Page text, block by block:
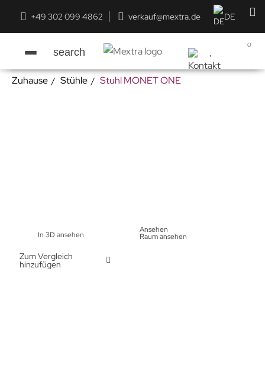
+49 302 099 4862 verkauf@mextra.de DE
search
0
Zuhause Stühle Stuhl MONET ONE
In 3D ansehen
Ansehen
Raum ansehen
Zum Vergleich
hinzufügen